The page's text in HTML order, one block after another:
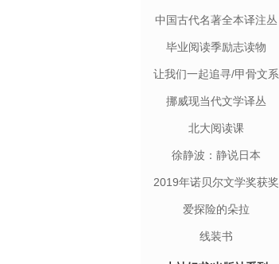
中国古代名著全本译注丛
书
毕业阅读季励志读物
让我们一起追寻/甲骨文系
列丛书
挪威现当代文学译丛
北大阅读课
徐静波：静说日本
2019年诺贝尔文学奖获奖
者作品
爱探险的朵拉
线装书